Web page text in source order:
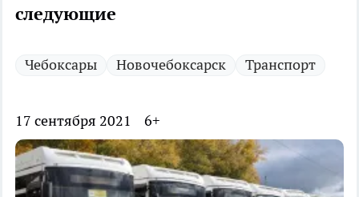
следующие
Чебоксары Новочебоксарск Транспорт
17 сентября 2021 6+